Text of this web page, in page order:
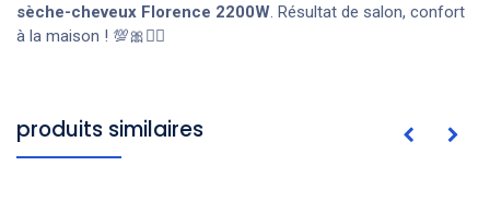
sèche-cheveux Florence 2200W. Résultat de salon, confort
à la maison ! 💯🎀💇‍♀️
produits similaires